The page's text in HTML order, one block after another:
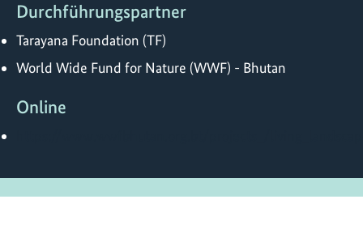
Durchführungspartner
Tarayana Foundation (TF)
World Wide Fund for Nature (WWF) - Bhutan
Online